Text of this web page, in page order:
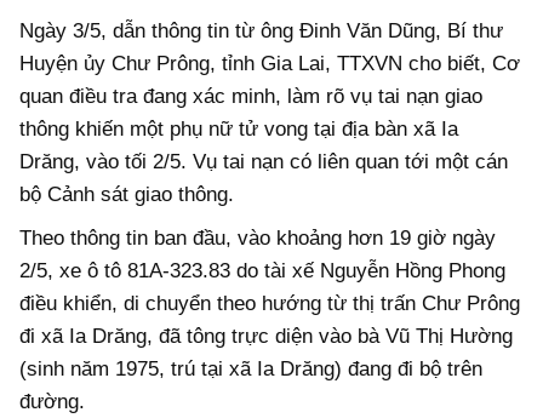
Photo
Ngày 3/5, dẫn thông tin từ ông Đinh Văn Dũng, Bí thư
Huyện ủy Chư Prông, tỉnh Gia Lai, TTXVN cho biết, Cơ
quan điều tra đang xác minh, làm rõ vụ tai nạn giao
thông khiến một phụ nữ tử vong tại địa bàn xã Ia
Drăng, vào tối 2/5. Vụ tai nạn có liên quan tới một cán
bộ Cảnh sát giao thông.
Theo thông tin ban đầu, vào khoảng hơn 19 giờ ngày
2/5, xe ô tô 81A-323.83 do tài xế Nguyễn Hồng Phong
điều khiển, di chuyển theo hướng từ thị trấn Chư Prông
đi xã Ia Drăng, đã tông trực diện vào bà Vũ Thị Hường
(sinh năm 1975, trú tại xã Ia Drăng) đang đi bộ trên
đường.